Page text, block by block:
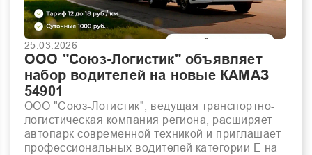
25.03.2026
ООО "Союз-Логистик" объявляет
набор водителей на новые КАМАЗ
54901
ООО "Союз-Логистик", ведущая транспортно-
логистическая компания региона, расширяет
автопарк современной техникой и приглашает
профессиональных водителей категории Е на